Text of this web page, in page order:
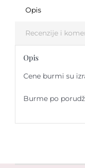
Opis
Recenzije i
Opis
Cene burmi su
Burme po